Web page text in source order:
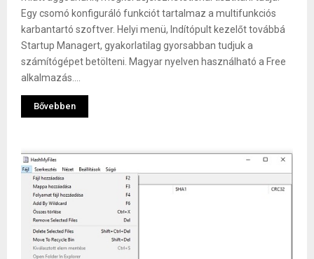
Egy csomó konfiguráló funkciót tartalmaz a multifunkciós
karbantartó szoftver. Helyi menü, Indítópult kezelőt továbbá
Startup Managert, gyakorlatilag gyorsabban tudjuk a
számítógépet betölteni. Magyar nyelven használható a Free
alkalmazás....
Bővebben